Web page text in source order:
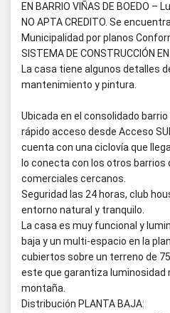
EN BARRIO VIÑAS DE BOEDO –
NO APTA CREDITO. Se
Municipalidad por planos
SISTEMA DE CONSTRUCCIÓN
La casa tiene algunos detalles
mantenimiento y pintura.
Ubicada en el consolidado
rápido acceso desde Acceso
cuenta con una ciclovía que
lo conecta con los otros barrios
comerciales cercanos.
Seguridad las 24 horas, club
entorno natural y tranquilo.
La casa es muy funcional y
baja y un multi-espacio en la
cubiertos sobre un terreno de
este que garantiza luminosidad
montaña.
Distribución PLANTA BAJA: